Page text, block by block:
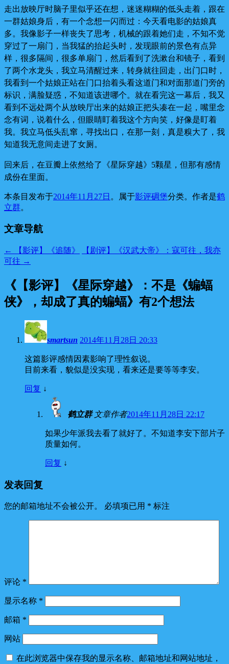
走出放映厅时脑子里似乎还在想，迷迷糊糊的低头走着，跟在
一群姑娘身后，有一个念想一闪而过：今天看电影的姑娘真
多。我像影子一样丧失了思考，机械的跟着她们走，不知不觉
穿过了一扇门，当我猛的抬起头时，发现眼前的景色有点异
样，很多隔间，很多单扇门，然后看到了洗漱台和镜子，看到
了两个水龙头，我立马清醒过来，转身就往回走，出门口时，
我看到一个姑娘正站在门口抬着头看这道门和对面那道门旁的
标识，满脸疑惑，不知道该进哪个。就在看完这一幕后，我又
看到不远处两个从放映厅出来的姑娘正把头凑在一起，嘴里念
念有词，说着什么，但眼睛盯着我这个方向笑，好像是盯着
我。我立马低头乱窜，寻找出口，在那一刻，真是糗大了，我
知道我无意间走进了女厕。
回来后，在豆瓣上依然给了《星际穿越》5颗星，但那有感情
成份在里面。
本条目发布于2014年11月27日 。属于影评碉堡分类。 作者是鹤
立群。
文章导航
← 【影评】《追随》
【剧评】《汉武大帝》：寇可往，我亦
可往 →
《 【影评】《星际穿越》：不是《蝙蝠
侠》，却成了真的蝙蝠》有2个想法
smartsun 2014年11月28日 20:33
这篇影评感情因素影响了理性叙说。
目前来看，貌似是没实现，看来还是要等等李安。
回复 ↓
鹤立群 文章作者2014年11月28日 22:17
如果少年派我去看了就好了。不知道李安下部片子
质量如何。
回复 ↓
发表回复
您的邮箱地址不会被公开。 必填项已用 * 标注
评论 *
显示名称 *
邮箱 *
网站
在此浏览器中保存我的显示名称、邮箱地址和网站地址，